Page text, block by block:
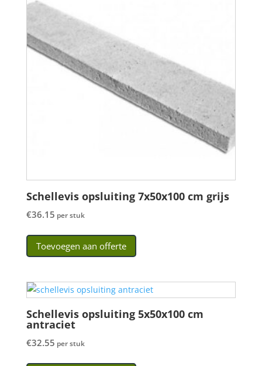
Schellevis opsluiting 7x50x100 cm grijs
€36.15 per stuk
Toevoegen aan offerte
Schellevis opsluiting 5x50x100 cm
antraciet
€32.55 per stuk